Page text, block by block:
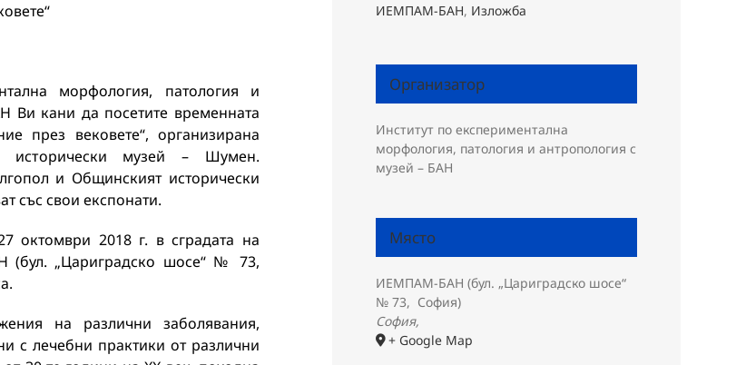
морфология, патология и
Ви кани да посетите временната
през вековете“, организирана
исторически музей – Шумен.
и Общинският исторически
със свои експонати.
октомври 2018 г. в сградата на
(бул. „Цариградско шосе“ № 73,
на различни заболявания,
с лечебни практики от различни
ИЕМПАМ-БАН, Изложба
Организатор
Институт по експериментална
морфология, патология и антропология с
музей – БАН
Място
ИЕМПАМ-БАН (бул. „Цариградско шосе“
№ 73, София)
София,
+ Google Map